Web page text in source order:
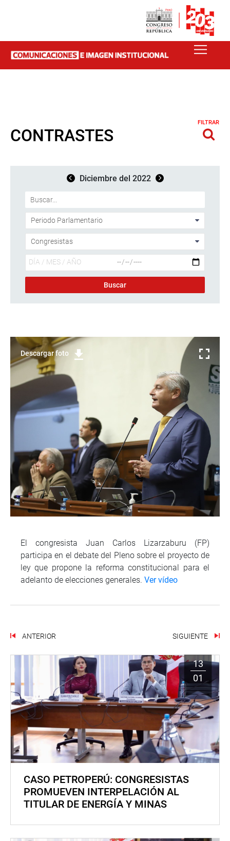
CONTRASTES
FILTRAR
Diciembre del 2022
Descargar foto
El congresista Juan Carlos Lizarzaburu (FP)
participa en el debate del Pleno sobre el proyecto de
ley que propone la reforma constitucional para el
adelanto de elecciones generales. Ver vídeo
ANTERIOR SIGUIENTE
13
01
CASO PETROPERÚ: CONGRESISTAS
PROMUEVEN INTERPELACIÓN AL
TITULAR DE ENERGÍA Y MINAS